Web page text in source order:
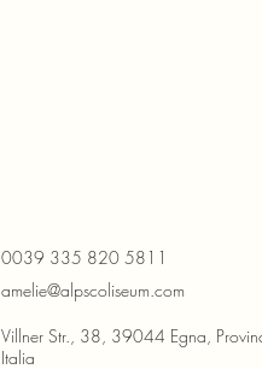
0039 335 820 5811
amelie@alpscoliseum.com
Villner Str., 38, 39044 Egna,
Italia